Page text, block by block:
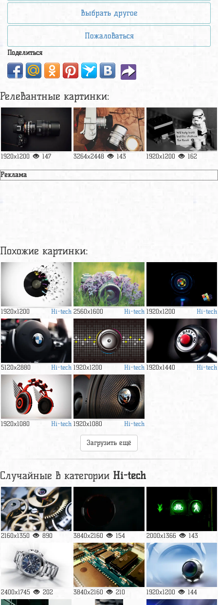
Выбрать другое
Пожаловаться
Поделиться
Релевантные картинки:
1920x1200 147 3264x2448 143 1920x1200 162
Реклама
Похожие картинки:
1920x1200 Hi-tech 2560x1600 Hi-tech 1920x1200 Hi-tech
5120x2880 Hi-tech 1920x1200 Hi-tech 1920x1440 Hi-tech
1920x1080 Hi-tech 1920x1080 Hi-tech
Загрузить ещё
Случайные в категории Hi-tech
2160x1350 890 3840x2160 154 2000x1366 143
2400x1745 202 3840x2160 210 1920x1200 144